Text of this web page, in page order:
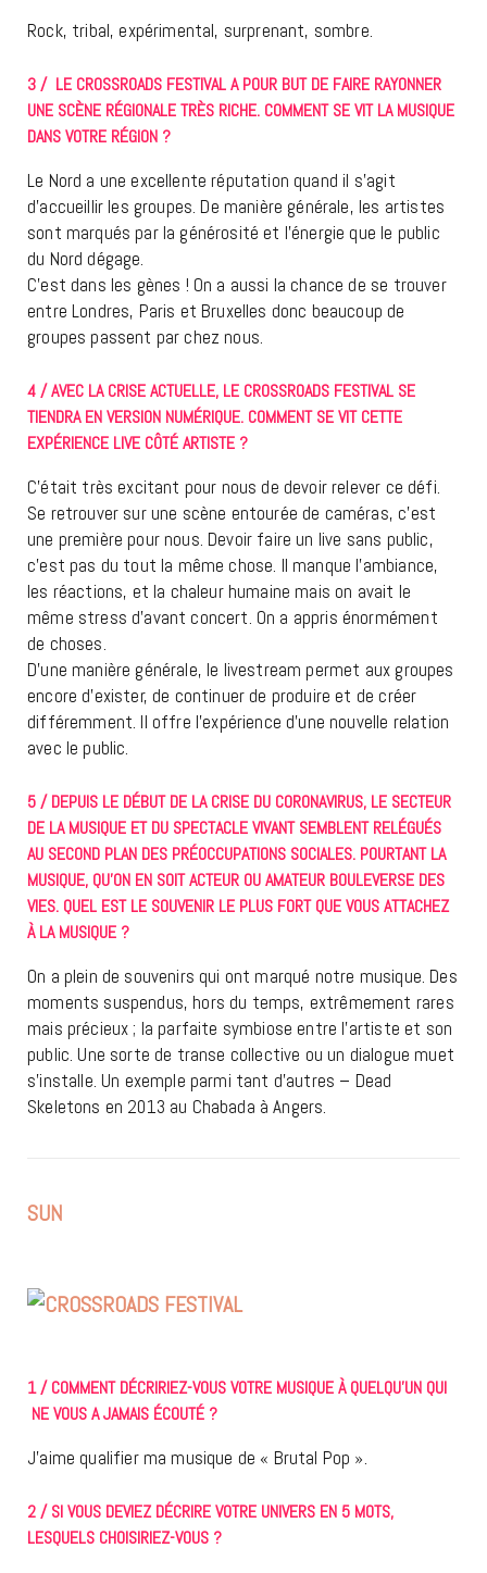
Rock, tribal, expérimental, surprenant, sombre.
3 / LE CROSSROADS FESTIVAL A POUR BUT DE FAIRE RAYONNER
UNE SCÈNE RÉGIONALE TRÈS RICHE. COMMENT SE VIT LA MUSIQUE
DANS VOTRE RÉGION ?
Le Nord a une excellente réputation quand il s’agit
d’accueillir les groupes. De manière générale, les artistes
sont marqués par la générosité et l’énergie que le public
du Nord dégage.
C’est dans les gènes ! On a aussi la chance de se trouver
entre Londres, Paris et Bruxelles donc beaucoup de
groupes passent par chez nous.
4 / AVEC LA CRISE ACTUELLE, LE CROSSROADS FESTIVAL SE
TIENDRA EN VERSION NUMÉRIQUE. COMMENT SE VIT CETTE
EXPÉRIENCE LIVE CÔTÉ ARTISTE ?
C’était très excitant pour nous de devoir relever ce défi.
Se retrouver sur une scène entourée de caméras, c’est
une première pour nous. Devoir faire un live sans public,
c’est pas du tout la même chose. Il manque l’ambiance,
les réactions, et la chaleur humaine mais on avait le
même stress d’avant concert. On a appris énormément
de choses.
D’une manière générale, le livestream permet aux groupes
encore d’exister, de continuer de produire et de créer
différemment. Il offre l’expérience d’une nouvelle relation
avec le public.
5 / DEPUIS LE DÉBUT DE LA CRISE DU CORONAVIRUS, LE SECTEUR
DE LA MUSIQUE ET DU SPECTACLE VIVANT SEMBLENT RELÉGUÉS
AU SECOND PLAN DES PRÉOCCUPATIONS SOCIALES. POURTANT LA
MUSIQUE, QU’ON EN SOIT ACTEUR OU AMATEUR BOULEVERSE DES
VIES. QUEL EST LE SOUVENIR LE PLUS FORT QUE VOUS ATTACHEZ
À LA MUSIQUE ?
On a plein de souvenirs qui ont marqué notre musique. Des
moments suspendus, hors du temps, extrêmement rares
mais précieux ; la parfaite symbiose entre l’artiste et son
public. Une sorte de transe collective ou un dialogue muet
s’installe. Un exemple parmi tant d’autres – Dead
Skeletons en 2013 au Chabada à Angers.
SUN
1 / COMMENT DÉCRIRIEZ-VOUS VOTRE MUSIQUE À QUELQU’UN QUI
NE VOUS A JAMAIS ÉCOUTÉ ?
J’aime qualifier ma musique de « Brutal Pop ».
2 / SI VOUS DEVIEZ DÉCRIRE VOTRE UNIVERS EN 5 MOTS,
LESQUELS CHOISIRIEZ-VOUS ?